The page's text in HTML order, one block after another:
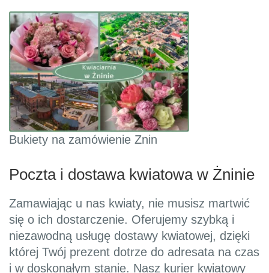
Bukiety na zamówienie Znin
Poczta i dostawa kwiatowa w Żninie
Zamawiając u nas kwiaty, nie musisz martwić
się o ich dostarczenie. Oferujemy szybką i
niezawodną usługę dostawy kwiatowej, dzięki
której Twój prezent dotrze do adresata na czas
i w doskonałym stanie. Nasz kurier kwiatowy